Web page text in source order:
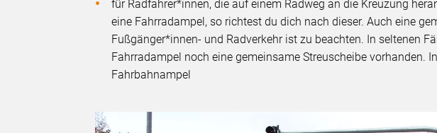
für Radfahrer*innen, die auf einem Radweg an die Kreuzung
eine Fahrradampel, so richtest du dich nach dieser. Auch eine
Fußgänger*innen- und Radverkehr ist zu beachten. In seltenen
Fahrradampel noch eine gemeinsame Streuscheibe vorhanden.
Fahrbahnampel